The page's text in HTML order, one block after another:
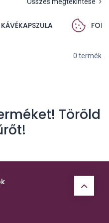
KÁVÉKAPSZULA
0 termék
Töröld